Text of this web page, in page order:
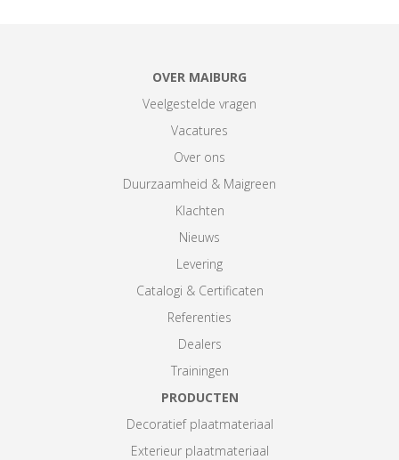
OVER MAIBURG
Veelgestelde vragen
Vacatures
Over ons
Duurzaamheid & Maigreen
Klachten
Nieuws
Levering
Catalogi & Certificaten
Referenties
Dealers
Trainingen
PRODUCTEN
Decoratief plaatmateriaal
Exterieur plaatmateriaal